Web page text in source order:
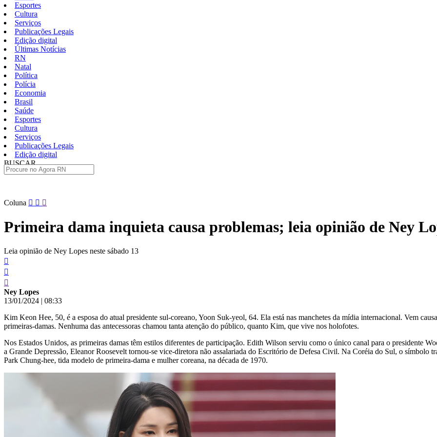
Esportes
Cultura
Serviços
Publicações Legais
Edição digital
Últimas Notícias
RN
Natal
Política
Polícia
Economia
Brasil
Saúde
Esportes
Cultura
Serviços
Publicações Legais
Edição digital
BUSCAR
Pular
conteúdo
Coluna
Primeira dama inquieta causa problemas; leia opinião de Ney
Leia opinião de Ney Lopes neste sábado 13
Ney Lopes
13/01/2024 | 08:33
Kim Keon Hee, 50, é a esposa do atual presidente sul-coreano, Yoon Suk-yeol, 64. Ela está nas manchetes da mídia internacional. Vem
primeiras-damas. Nenhuma das antecessoras chamou tanta atenção do público, quanto Kim, que vive nos holofotes.
Nos Estados Unidos, as primeiras damas têm estilos diferentes de participação. Edith Wilson serviu como o único canal para o presidente
a Grande Depressão, Eleanor Roosevelt tornou-se vice-diretora não assalariada do Escritório de Defesa Civil. Na Coréia do Sul, o símbolo
Park Chung-hee, tida modelo de primeira-dama e mulher coreana, na década de 1970.